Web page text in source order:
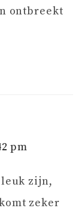
ontbreekt
pm
zijn,
zeker